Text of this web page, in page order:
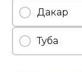
Дакар
Туба